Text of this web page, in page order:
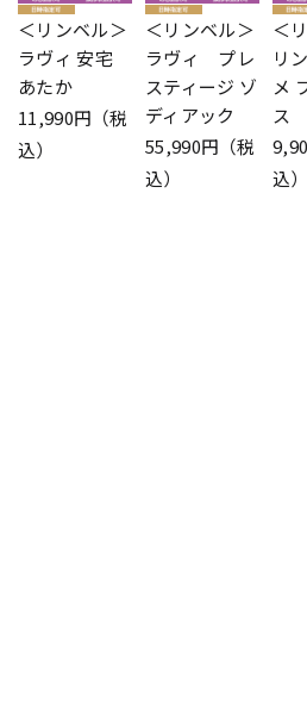
＜リンベル＞
ラヴィ 安宅
あたか
11,990円（税
込）
＜リンベル＞
ラヴィ プレ
スティージ ゾ
ディアック
55,990円（税
込）
＜
リ
メ
ス
込）